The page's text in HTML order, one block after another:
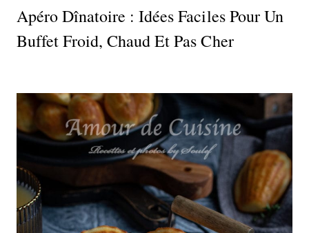
Apéro Dînatoire : Idées Faciles Pour Un
Buffet Froid, Chaud Et Pas Cher